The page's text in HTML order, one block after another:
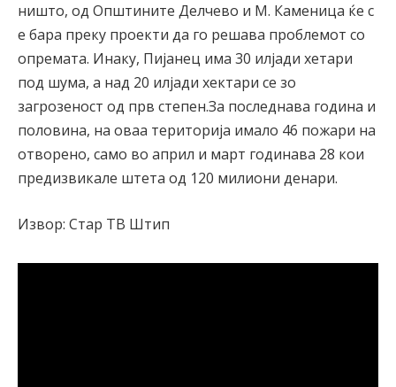
ништо, од Општините Делчево и М. Каменица ќе с
е бара преку проекти да го решава проблемот со
опремата. Инаку, Пијанец има 30 илјади хетари
под шума, а над 20 илјади хектари се зо
загрозеност од прв степен.За последнава година и
половина, на оваа територија имало 46 пожари на
отворено, само во април и март годинава 28 кои
предизвикале штета од 120 милиони денари.
Извор: Стар ТВ Штип